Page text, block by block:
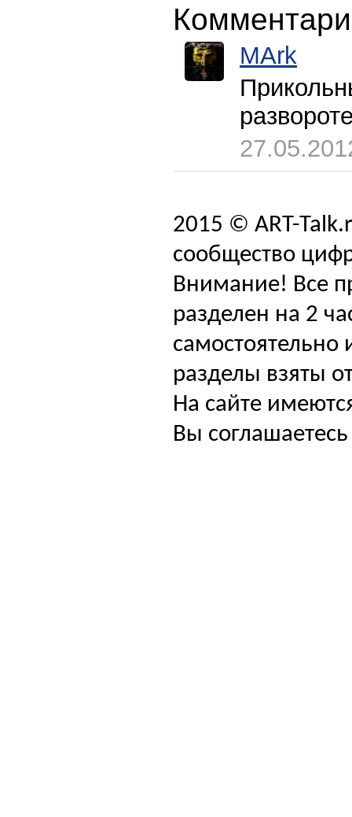
MArk
2015 © ART-
сообщество
Внимание! Все
разделен на 2
самостоятельно
разделы взяты
На сайте
Вы